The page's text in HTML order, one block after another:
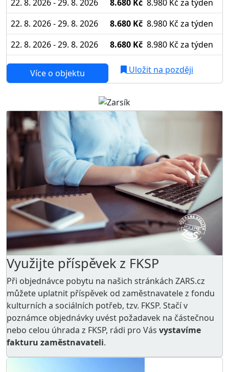
22. 8. 2026 - 29. 8. 2026 8.680 Kč 8.980 Kč za týden
22. 8. 2026 - 29. 8. 2026
8.680 Kč 8.980 Kč za týden
22. 8. 2026 - 29. 8. 2026
8.680 Kč 8.980 Kč za týden
Více o objektu Uložit na později
Využijte příspěvek z FKSP
Při objednávce pobytu na našich stránkách ZARS.cz
můžete uplatnit příspěvek od zaměstnavatele z fondu
kulturních a sociálních potřeb, tzv. FKSP. Stačí v
poznámce objednávky uvést požadavek na částečnou
nebo celou úhrada z FKSP, rádi pro Vás vystavíme
fakturu zaměstnavateli.